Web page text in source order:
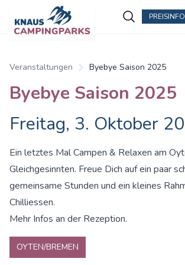
Veranstaltungen Byebye Saison 2025
Byebye Saison 2025
Freitag, 3. Oktober
Ein letztes Mal Campen & Relaxen am
Gleichgesinnten. Freue Dich auf ein paar
gemeinsame Stunden und ein kleines
Chilliessen.
Mehr Infos an der Rezeption.
OYTEN/BREMEN